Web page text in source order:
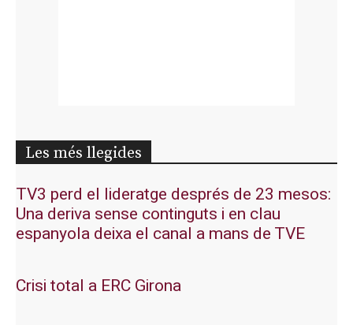
Les més llegides
TV3 perd el lideratge després de 23 mesos:
Una deriva sense continguts i en clau
espanyola deixa el canal a mans de TVE
Crisi total a ERC Girona